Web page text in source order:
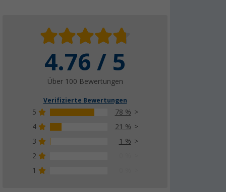
4.76 / 5
Über 100 Bewertungen
Verifizierte Bewertungen
5
78 %
4
21 %
3
1 %
2
1